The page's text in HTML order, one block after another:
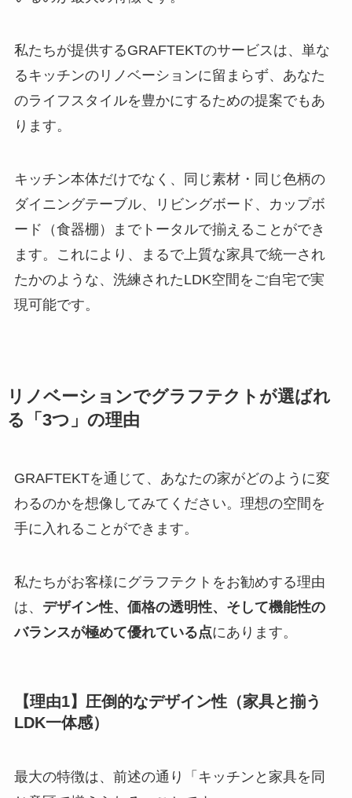
私たちが提供するGRAFTEKTのサービスは、単な
るキッチンのリノベーションに留まらず、あなた
のライフスタイルを豊かにするための提案でもあ
ります。
キッチン本体だけでなく、同じ素材・同じ色柄の
ダイニングテーブル、リビングボード、カップボ
ード（食器棚）までトータルで揃えることができ
ます。これにより、まるで上質な家具で統一され
たかのような、洗練されたLDK空間をご自宅で実
現可能です。
リノベーションでグラフテクトが選ばれ
る「3つ」の理由
GRAFTEKTを通じて、あなたの家がどのように変
わるのかを想像してみてください。理想の空間を
手に入れることができます。
私たちがお客様にグラフテクトをお勧めする理由
は、 デザイン性、価格の透明性、そして機能性の
バランスが極めて優れている点にあります。
【理由1】圧倒的なデザイン性（家具と揃う
LDK一体感）
最大の特徴は、前述の通り「キッチンと家具を同